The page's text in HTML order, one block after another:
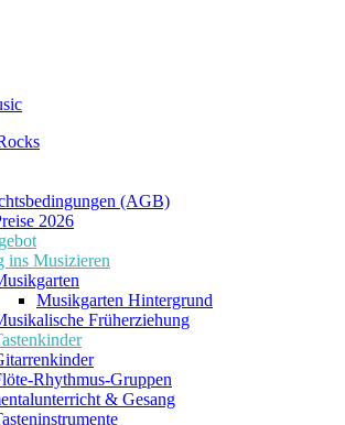
(AGB)
2026
ins Musizieren
Musikgarten Hintergrund
Früherziehung
Rhythmus-Gruppen
& Gesang